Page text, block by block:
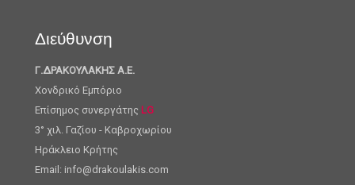
Διεύθυνση
Γ.ΔΡΑΚΟΥΛΑΚΗΣ Α.Ε.
Χονδρικό Εμπόριο
Επίσημος συνεργάτης LG
3° χιλ. Γαζίου - Καβροχωρίου
Ηράκλειο Κρήτης
Email: info@drakoulakis.com